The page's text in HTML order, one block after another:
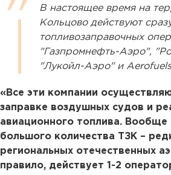
В настоящее время на
Кольцово действуют
топливозаправочных
"Газпромнефть-Аэро",
"Лукойл-Аэро" и
«Все эти компании
заправке воздушных судов и
авиационного топлива. Вообще
большого количества ТЗК –
региональных отечественных
правило, действует 1-2